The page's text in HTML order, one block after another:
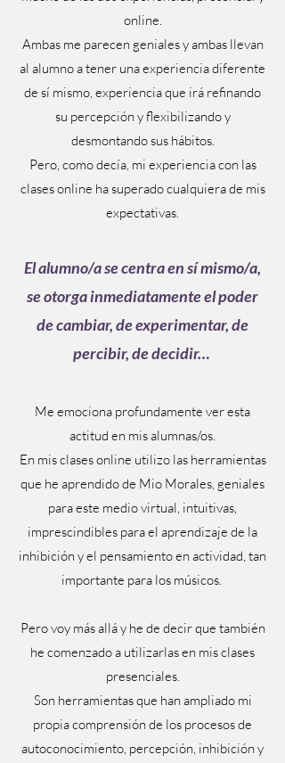
online.
Ambas me parecen geniales y ambas llevan
al alumno a tener una experiencia diferente
de sí mismo, experiencia que irá refinando
su percepción y flexibilizando y
desmontando sus hábitos.
Pero, como decía, mi experiencia con las
clases online ha superado cualquiera de mis
expectativas.
El alumno/a se centra en sí mismo/a,
se otorga inmediatamente el poder
de cambiar, de experimentar, de
percibir, de decidir…
Me emociona profundamente ver esta
actitud en mis alumnas/os.
En mis clases online utilizo las herramientas
que he aprendido de Mio Morales, geniales
para este medio virtual, intuitivas,
imprescindibles para el aprendizaje de la
inhibición y el pensamiento en actividad, tan
importante para los músicos.
Pero voy más allá y he de decir que también
he comenzado a utilizarlas en mis clases
presenciales.
Son herramientas que han ampliado mi
propia comprensión de los procesos de
autoconocimiento, percepción, inhibición y